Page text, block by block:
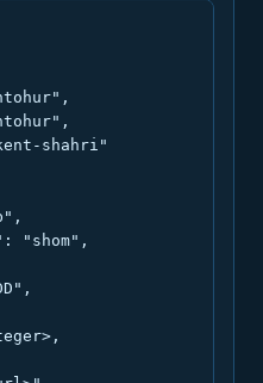
shahri"
"shom",